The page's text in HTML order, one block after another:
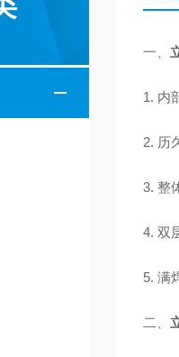
一、
1. 内
2. 历
3. 整
4. 双
5. 满
二、